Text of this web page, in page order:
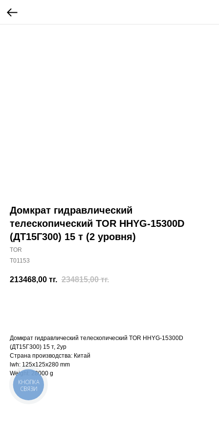
Домкрат гидравлический
телескопический TOR HHYG-15300D
(ДТ15Г300) 15 т (2 уровня)
TOR
T01153
213468,00 тг. 234815,00 тг.
Домкрат гидравлический телескопический TOR HHYG-15300D
(ДТ15Г300) 15 т, 2ур
Страна производства: Китай
lwh: 125x125x280 mm
Weight: 28000 g
КНОПКА
СВЯЗИ